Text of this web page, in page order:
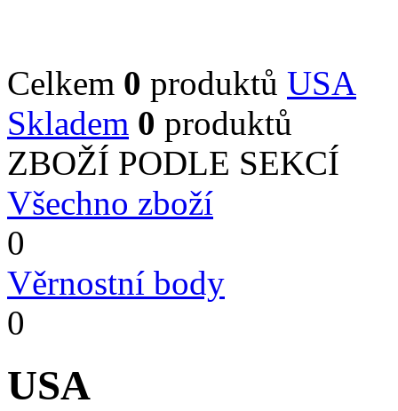
Celkem 0 produktů USA
Skladem 0 produktů
ZBOŽÍ PODLE SEKCÍ
Všechno zboží
0
Věrnostní body
0
USA